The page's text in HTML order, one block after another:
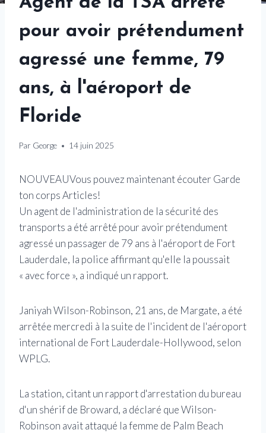
pour avoir prétendument
agressé une femme, 79
ans, à l'aéroport de
Floride
Par George 14 juin 2025
NOUVEAUVous pouvez maintenant écouter Garde
ton corps Articles!
Un agent de l'administration de la sécurité des
transports a été arrêté pour avoir prétendument
agressé un passager de 79 ans à l'aéroport de Fort
Lauderdale, la police affirmant qu'elle la poussait
« avec force », a indiqué un rapport.
Janiyah Wilson-Robinson, 21 ans, de Margate, a été
arrêtée mercredi à la suite de l'incident de l'aéroport
international de Fort Lauderdale-Hollywood, selon
WPLG.
La station, citant un rapport d'arrestation du bureau
d'un shérif de Broward, a déclaré que Wilson-
Robinson avait attaqué la femme de Palm Beach